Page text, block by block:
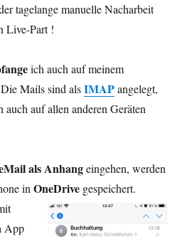
tagelange manuelle Nacharbeit
Live-Part !
ich auch auf meinem
Die Mails sind alsIMAPangelegt,
auch auf allen anderen Geräten
als Anhangeingehen, werden
inOneDrive gespeichert.
App